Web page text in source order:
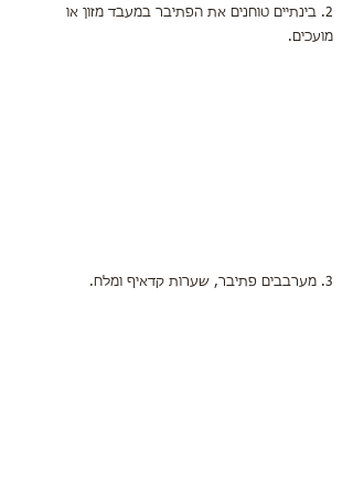
2. בינתיים טוחנים את הפתיבר במעבד מזון או
מועכים.
3. מערבבים פתיבר, שערות קדאיף ומלח.